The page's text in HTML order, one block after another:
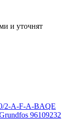
и уточнят
2-A-F-A-BAQE
96109232